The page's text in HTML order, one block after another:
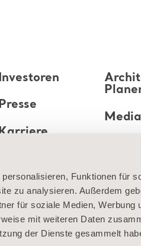
Funktionen für
zu analysieren. Außerdem
für soziale Medien, Werbung
mit weiteren Daten
der Dienste gesammelt